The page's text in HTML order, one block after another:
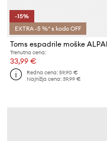
-15%
EXTRA -5 %* s kodo OFF
Trenutna cena:
33,99 €
Redna cena:59,90 €
Najnižja cena:39,99 €